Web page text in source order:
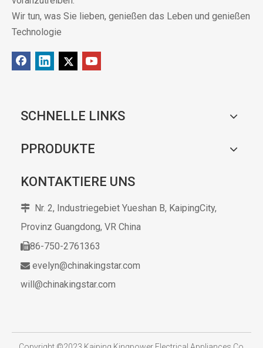
Wir tun, was Sie lieben, genießen das Leben und genießen
Technologie
SCHNELLE LINKS
PPRODUKTE
KONTAKTIERE UNS
 Nr. 2, Industriegebiet Yueshan B, KaipingCity,
Provinz Guangdong, VR China
86-750-2761363
 evelyn@chinakingstar.com
will@chinakingstar.com